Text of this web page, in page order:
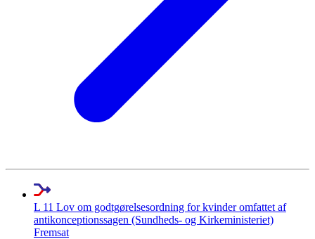
L 11 Lov om godtgørelsesordning for kvinder omfattet af
antikonceptionssagen (Sundheds- og Kirkeministeriet)
Fremsat